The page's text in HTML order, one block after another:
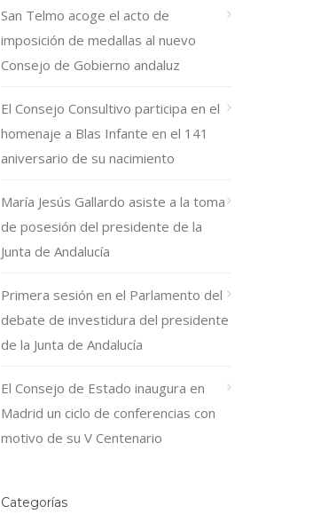
San Telmo acoge el acto de
imposición de medallas al nuevo
Consejo de Gobierno andaluz
El Consejo Consultivo participa en el
homenaje a Blas Infante en el 141
aniversario de su nacimiento
María Jesús Gallardo asiste a la toma
de posesión del presidente de la
Junta de Andalucía
Primera sesión en el Parlamento del
debate de investidura del presidente
de la Junta de Andalucía
El Consejo de Estado inaugura en
Madrid un ciclo de conferencias con
motivo de su V Centenario
Categorías